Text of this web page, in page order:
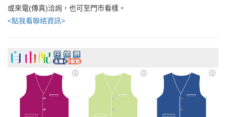
或來電(傳真)洽詢，也可至門市看樣。
<點我看聯絡資訊>